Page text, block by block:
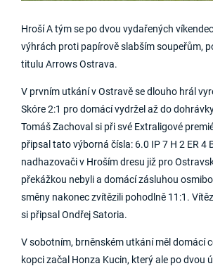
Hroší A tým se po dvou vydařených
výhrách proti papírově slabším soupeřům,
titulu Arrows Ostrava.
V prvním utkání v Ostravě se dlouho hrál
Skóre 2:1 pro domácí vydržel až do
Tomáš Zachoval si při své Extraligové
připsal tato výborná čísla: 6.0 IP 7 H 2 ER 4
nadhazovači v Hroším dresu již pro
překážkou nebyli a domácí zásluhou
směny nakonec zvítězili pohodlně 11:1.
si připsal Ondřej Satoria.
V sobotním, brněnském utkání měl domácí
kopci začal Honza Kucin, který ale po dvou